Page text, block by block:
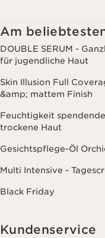
Websites Dritter,
Am
DOUBLE SERUM -
für jugendliche Haut
Skin Illusion Full
&amp; mattem Finish
Feuchtigkeit
trockene Haut
Gesichtspflege-Öl
Multi Intensive -
Black Friday
Kundenservice